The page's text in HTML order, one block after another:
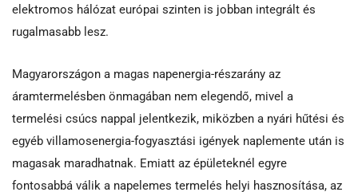
elektromos hálózat európai szinten is jobban integrált és
rugalmasabb lesz.
Magyarországon a magas napenergia-részarány az
áramtermelésben önmagában nem elegendő, mivel a
termelési csúcs nappal jelentkezik, miközben a nyári hűtési és
egyéb villamosenergia-fogyasztási igények naplemente után is
magasak maradhatnak. Emiatt az épületeknél egyre
fontosabbá válik a napelemes termelés helyi hasznosítása, az